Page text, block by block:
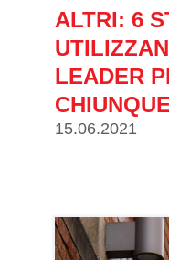
ALTRI: 6
LEADER
CHIUNQUE
15.06.2021